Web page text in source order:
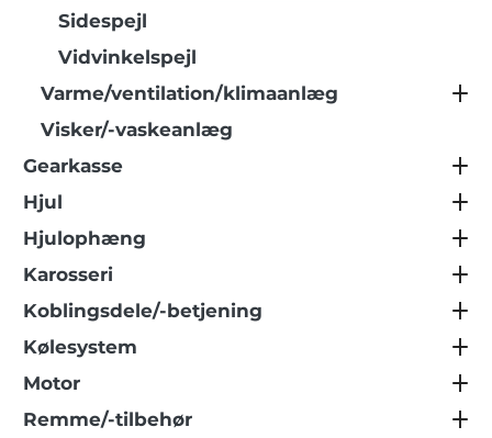
Sidespejl
Vidvinkelspejl
Varme/ventilation/klimaanlæg
Visker/-vaskeanlæg
Gearkasse
Hjul
Hjulophæng
Karosseri
Koblingsdele/-betjening
Kølesystem
Motor
Remme/-tilbehør